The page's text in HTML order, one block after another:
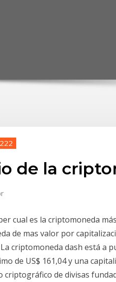
de la
cual es la criptomoneda
de mas valor por
La criptomoneda dash está a
de US$ 161,04 y una
criptográfico de divisas